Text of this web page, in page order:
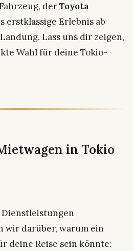
derToyota
erstklassige Erlebnis ab
Lass uns dir zeigen,
Wahl für deine Tokio-
in Tokio
wir darüber, warum ein
deine Reise sein könnte: